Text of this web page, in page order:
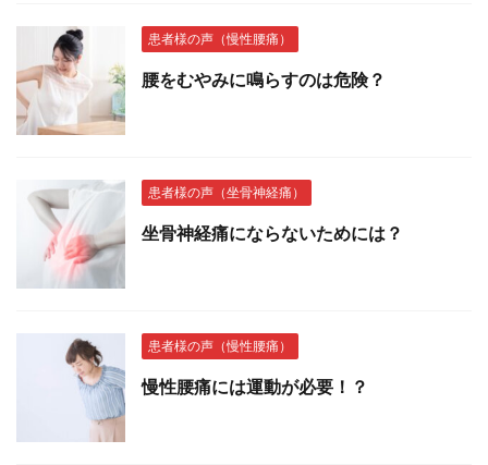
患者様の声（慢性腰痛）
腰をむやみに鳴らすのは危険？
患者様の声（坐骨神経痛）
坐骨神経痛にならないためには？
患者様の声（慢性腰痛）
慢性腰痛には運動が必要！？